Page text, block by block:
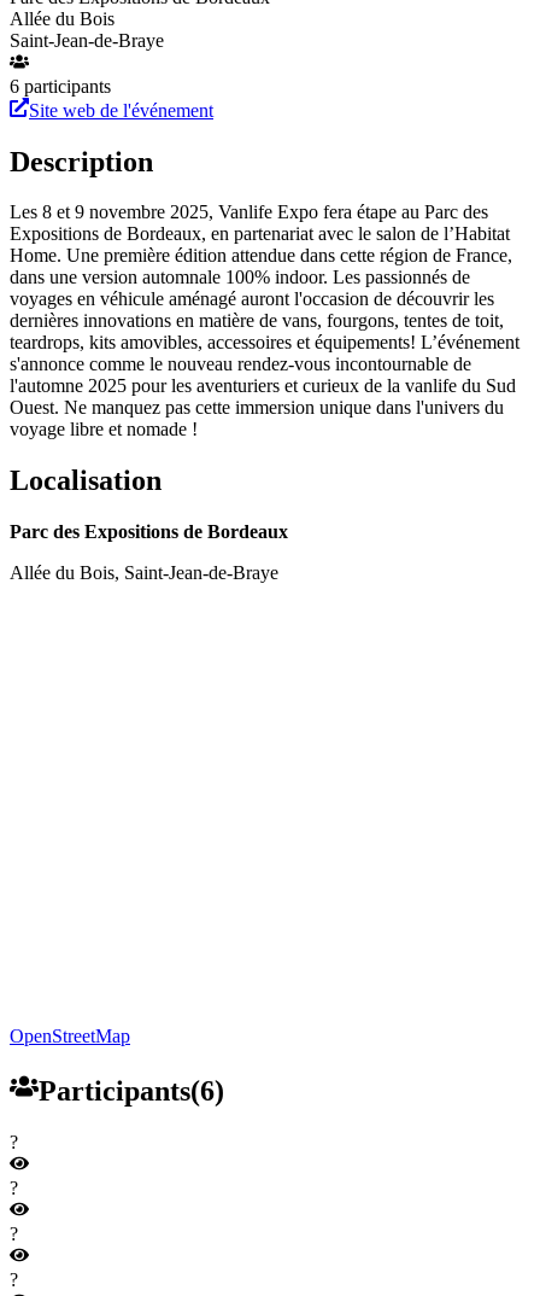
Allée du Bois
Saint-Jean-de-Braye
6 participants
Site web de l'événement
Description
Les 8 et 9 novembre 2025, Vanlife Expo fera étape au Parc des
Expositions de Bordeaux, en partenariat avec le salon de l’Habitat
Home. Une première édition attendue dans cette région de France,
dans une version automnale 100% indoor. Les passionnés de
voyages en véhicule aménagé auront l'occasion de découvrir les
dernières innovations en matière de vans, fourgons, tentes de toit,
teardrops, kits amovibles, accessoires et équipements! L’événement
s'annonce comme le nouveau rendez-vous incontournable de
l'automne 2025 pour les aventuriers et curieux de la vanlife du Sud
Ouest. Ne manquez pas cette immersion unique dans l'univers du
voyage libre et nomade !
Localisation
Parc des Expositions de Bordeaux
Allée du Bois, Saint-Jean-de-Braye
OpenStreetMap
Participants(6)
?
?
?
?